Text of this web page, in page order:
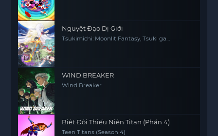
Nguyệt Đạo Dị Giới
Tsukimichi: Moonlit Fantasy, Tsuki ga
WIND BREAKER
Wind Breaker
Biệt Đội Thiếu Niên Titan (Phần 4)
Teen Titans (Season 4)